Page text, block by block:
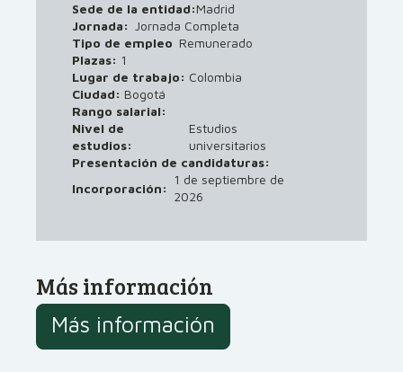
Sede de la entidad:Madrid
Jornada: Jornada Completa
Tipo de empleo Remunerado
Plazas: 1
Lugar de trabajo: Colombia
Ciudad: Bogotá
Rango salarial:
Nivel de
estudios:
Estudios
universitarios
Presentación de candidaturas:
Incorporación:
1 de septiembre de
2026
Más información
Más información